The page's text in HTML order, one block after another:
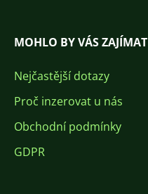
MOHLO BY VÁS ZAJÍMAT
Nejčastější dotazy
Proč inzerovat u nás
Obchodní podmínky
GDPR